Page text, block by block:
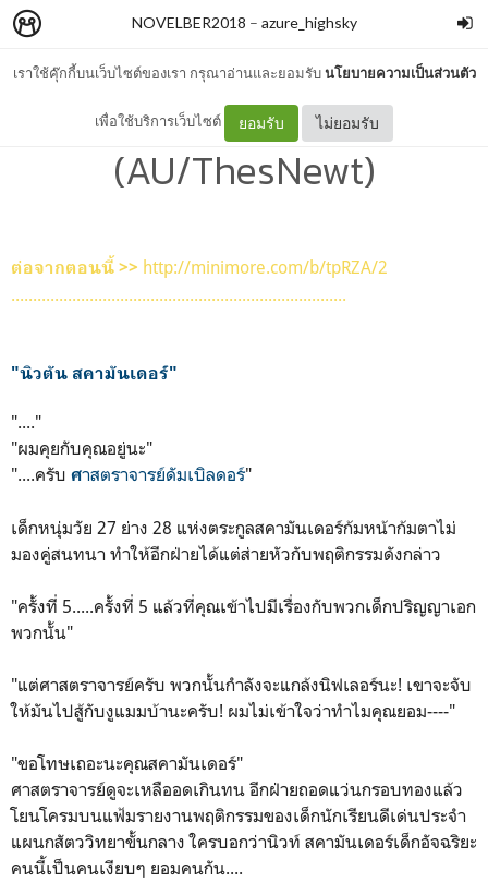
เราใช้คุ๊กกี้บนเว็บไซต์ของเรา กรุณาอ่านและยอมรับนโยบายความเป็นส่วนตัว
เพื่อใช้บริการเว็บไซต์ ยอมรับ ไม่ยอมรับ
NOVELBER2018 – azure_highsky
[D22] Scamander Brothers
(AU/ThesNewt)
ต่อจากตอนนี้ >> http://minimore.com/b/tpRZA/2
.............................................................................
"นิวตัน สคามันเดอร์"
"...."
"ผมคุยกับคุณอยู่นะ"
"....ครับ ศาสตราจารย์ดัมเบิลดอร์"
เด็กหนุ่มวัย 27 ย่าง 28 แห่งตระกูลสคามันเดอร์ก้มหน้าก้มตาไม่
มองคู่สนทนา ทำให้อีกฝ่ายได้แต่ส่ายหัวกับพฤติกรรมดังกล่าว
"ครั้งที่ 5.....ครั้งที่ 5 แล้วที่คุณเข้าไปมีเรื่องกับพวกเด็กปริญญาเอก
พวกนั้น"
"แต่ศาสตราจารย์ครับ พวกนั้นกำลังจะแกล้งนิฟเลอร์นะ! เขาจะจับ
ให้มันไปสู้กับงูแมมบ้านะครับ! ผมไม่เข้าใจว่าทำไมคุณยอม----"
"ขอโทษเถอะนะคุณสคามันเดอร์"
ศาสตราจารย์ดูจะเหลืออดเกินทน อีกฝ่ายถอดแว่นกรอบทองแล้ว
โยนโครมบนแฟ้มรายงานพฤติกรรมของเด็กนักเรียนดีเด่นประจำ
แผนกสัตววิทยาขั้นกลาง ใครบอกว่านิวท์ สคามันเดอร์เด็กอัจฉริยะ
คนนี้เป็นคนเงียบๆ ยอมคนกัน....